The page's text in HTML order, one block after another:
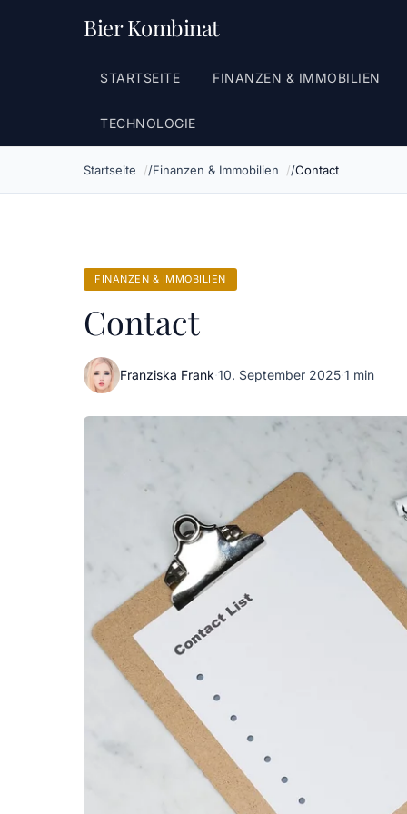
Bier Kombinat
STARTSEITE FINANZEN & IMMOBILIEN
TECHNOLOGIE
Startseite Finanzen & Immobilien Contact
FINANZEN & IMMOBILIEN
Contact
Franziska Frank·10. September 2025·1 min